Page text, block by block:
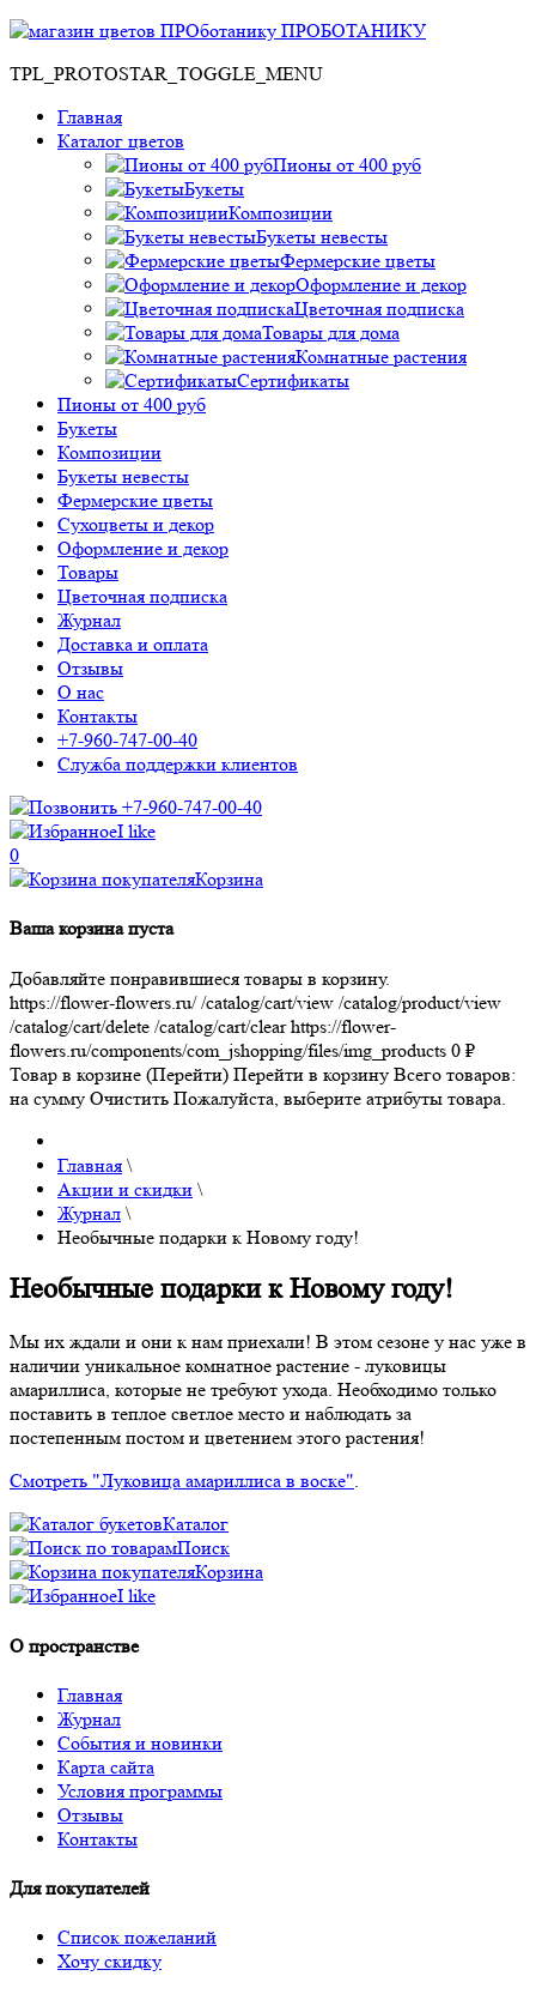
ПРОБОТАНИКУ
TPL_PROTOSTAR_TOGGLE_MENU
Главная
Каталог цветов
Пионы от 400 руб
Букеты
Композиции
Букеты невесты
Фермерские цветы
Оформление и декор
Цветочная подписка
Товары для дома
Комнатные растения
Сертификаты
Пионы от 400 руб
Букеты
Композиции
Букеты невесты
Фермерские цветы
Сухоцветы и декор
Оформление и декор
Товары
Цветочная подписка
Журнал
Доставка и оплата
Отзывы
О нас
Контакты
+7-960-747-00-40
Служба поддержки клиентов
+7-960-747-00-40
I like
0
Корзина
Ваша корзина пуста
Добавляйте понравившиеся товары в корзину.
https://flower-flowers.ru/ /catalog/cart/view /catalog/product/view
/catalog/cart/delete /catalog/cart/clear https://flower-
flowers.ru/components/com_jshopping/files/img_products 0 ₽
Товар в корзине (Перейти) Перейти в корзину Всего товаров:
на сумму Очистить Пожалуйста, выберите атрибуты товара.
Главная \
Акции и скидки \
Журнал \
Необычные подарки к Новому году!
Необычные подарки к Новому году!
Мы их ждали и они к нам приехали! В этом сезоне у нас уже в
наличии уникальное комнатное растение - луковицы
амариллиса, которые не требуют ухода. Необходимо только
поставить в теплое светлое место и наблюдать за
постепенным постом и цветением этого растения!
Смотреть "Луковица амариллиса в воске".
Каталог
Поиск
Корзина
I like
О пространстве
Главная
Журнал
События и новинки
Карта сайта
Условия программы
Отзывы
Контакты
Для покупателей
Список пожеланий
Хочу скидку